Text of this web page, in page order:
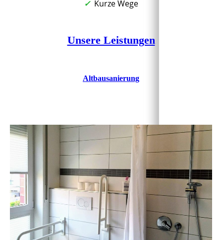
✓Kurze Wege
Unsere Leistungen
Altbausanierung